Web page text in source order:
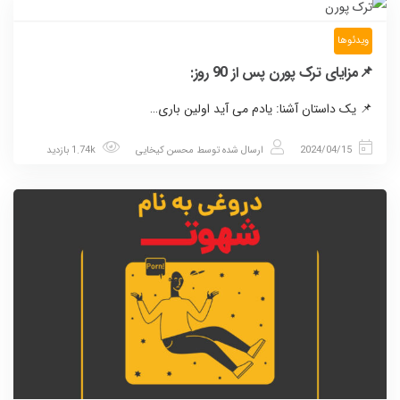
ویدئوها
📌مزایای ترک پورن پس از 90 روز:
📌 یک داستان آشنا: یادم می آید اولین باری…
2024/04/15 ارسال شده توسط محسن کیخایی